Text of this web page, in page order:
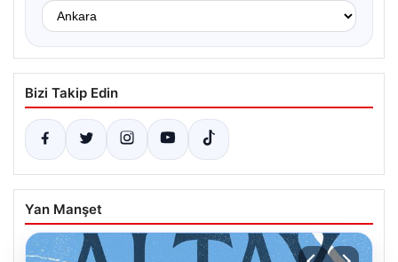
Bizi Takip Edin
Yan Manşet